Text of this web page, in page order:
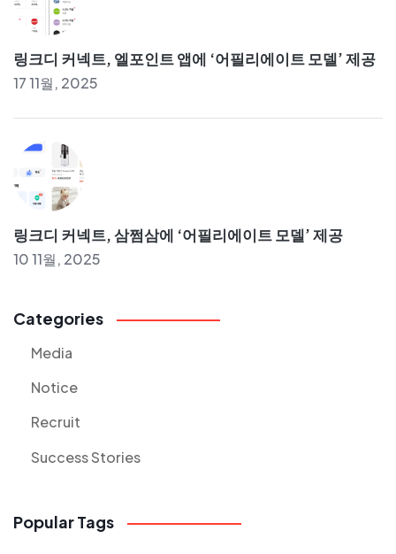
링크디 커넥트, 엘포인트 앱에 ‘어필리에이트 모델’ 제공
17 11월, 2025
링크디 커넥트, 삼쩜삼에 ‘어필리에이트 모델’ 제공
10 11월, 2025
Categories
Media
Notice
Recruit
Success Stories
Popular Tags